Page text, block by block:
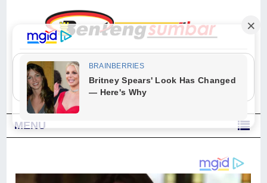
"Sesungguhnya Allah dan para malaikat-Nya berselawat untuk Nabi.
Wahai orang-orang yang beriman, berselawatlah kamu untuk Nabi dan
ucapkanlah salam dengan penuh penghormatan kepadanya." (Qs. Al
Ahzab Ayat 56)
MENU